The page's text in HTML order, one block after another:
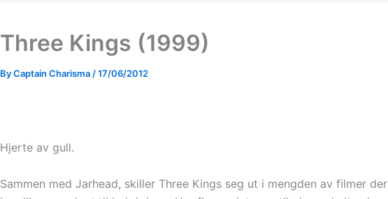
Three Kings (1999)
ByCaptain Charisma/17/06/2012
Hjerte av gull.
Sammen med Jarhead, skiller Three Kings seg ut i mengden av filmer der